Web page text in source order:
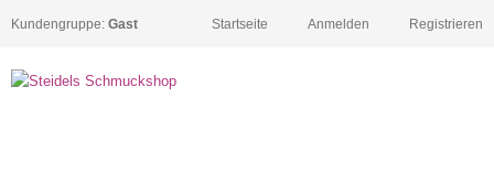
Kundengruppe: Gast Registrieren
Anmelden
Startseite